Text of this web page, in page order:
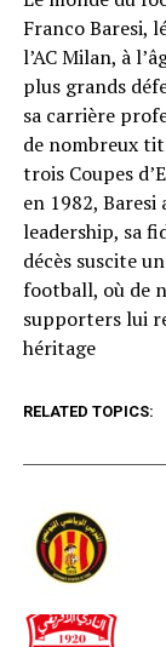
Franco Baresi,
l’AC Milan, à
plus grands
sa carrière
de nombreux
trois Coupes
en 1982,
leadership, sa
décès suscite
football, où de
supporters lui
héritage
RELATED TOPICS: